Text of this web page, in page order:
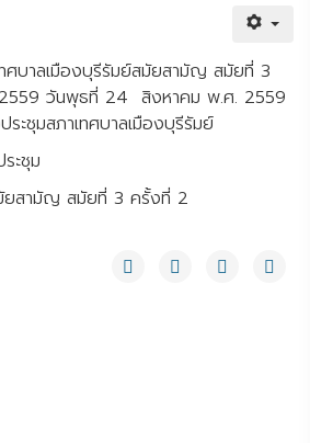
ทศบาลเมืองบุรีรัมย์สมัยสามัญ สมัยที่ 3
วันพุธที่ 24 สิงหาคม พ.ศ. 2559
ะชุมสภาเทศบาลเมืองบุรีรัมย์
ะชุม
ยสามัญ สมัยที่ 3 ครั้งที่ 2